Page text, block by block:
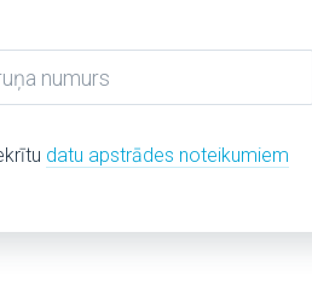
datu apstrādes noteikumiem